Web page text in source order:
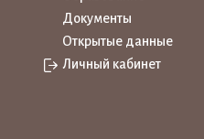
Документы
Открытые данные
Личный кабинет